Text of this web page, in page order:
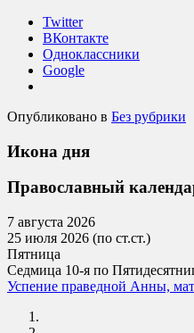
Twitter
ВКонтакте
Одноклассники
Google
Опубликовано в Без рубрики
Икона дня
Православный
7 августа 2026
25 июля 2026 (по ст.ст.)
Пятница
Седмица 10-я по
Успение праведной Анны,